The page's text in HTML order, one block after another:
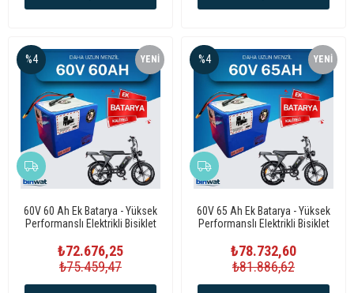
60V 60 Ah Ek Batarya - Yüksek
Performanslı Elektrikli Bisiklet
₺72.676,25
₺75.459,47
%4 YENI
ÜRÜN
60V 65 Ah Ek Batarya - Yüksek
Performanslı Elektrikli Bisiklet
₺78.732,60
₺81.886,62
%4 YENI
ÜRÜN